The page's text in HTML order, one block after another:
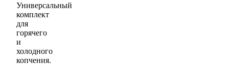
Универсальный
комплект
для
горячего
и
холодного
копчения.